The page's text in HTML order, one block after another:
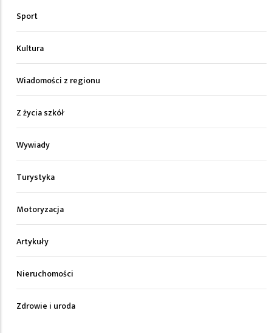
Sport
Kultura
Wiadomości z regionu
Z życia szkół
Wywiady
Turystyka
Motoryzacja
Artykuły
Nieruchomości
Zdrowie i uroda